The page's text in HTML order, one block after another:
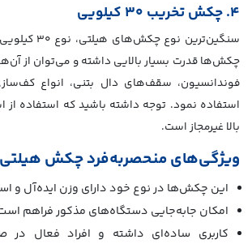
۴. چکش تخریب ۳۰ کیلویی
سنگین‌ترین
چکش‌ها قدرت بسیار بالایی داشته و می‌توان از
فوندانسیون، سقف‌های دال بتنی، انواع
استفاده نمود. توجه داشته باشید که استفاده از
بالا غیرمجاز است.
ویژگی‌های منحصربه‌فرد چکش هیلتی
این چکش‌ها در نوع خود دارای وزن ایده‌آل و
امکان جابه‌جایی دستگاه‌های مذکور فراهم
کاربری ساده‌ای داشته و افراد فعال